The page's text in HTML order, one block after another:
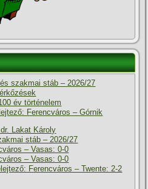
szakmai stáb – 2026/27
év történelem
Ferencváros – Górnik
Lakat Károly
stáb – 2026/27
– Vasas: 0-0
– Vasas: 0-0
Ferencváros – Twente: 2-2